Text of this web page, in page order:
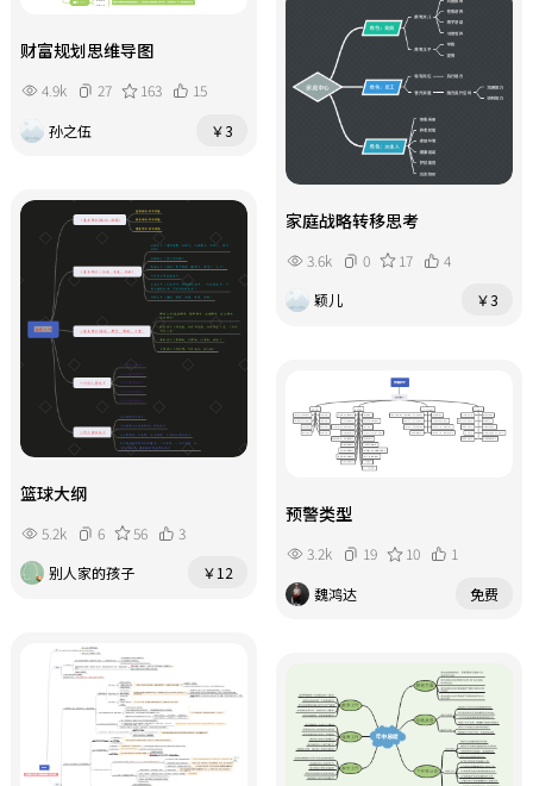
财富规划思维导图
4.9k 27 163
15
孙之伍
￥3
家庭战略转移思考
3.6k 0 17
4
颖儿
￥3
篮球大纲
5.2k 6 56
3
别人家的孩子
￥12
预警类型
3.2k 19 10
1
魏鸿达
免费